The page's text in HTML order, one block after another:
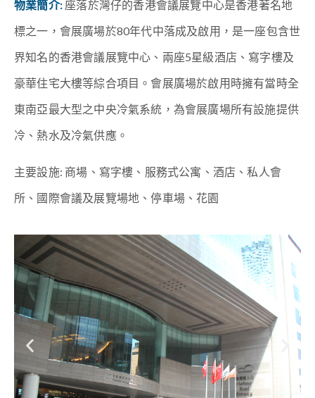
物業簡介: 座落於灣仔的香港會議展覽中心是香港著名地
標之一，會展廣場於80年代中落成及啟用，是一座包含世
界知名的香港會議展覽中心、兩座5星級酒店、寫字樓及
豪華住宅大樓等綜合項目。會展廣場於啟用時擁有當時全
東南亞最大型之中央冷氣系統，為會展廣場所有設施提供
冷、熱水及冷氣供應。
主要設施: 商場、寫字樓、服務式公寓、酒店、私人會
所、國際會議及展覽場地、停車場、花園